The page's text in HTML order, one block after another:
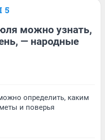
5
можно узнать,
— народные
определить, каким
и поверья